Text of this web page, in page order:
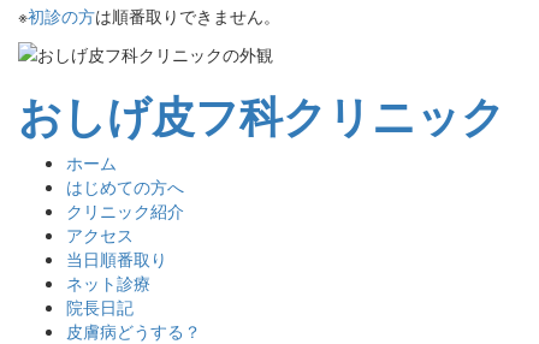
※初診の方は順番取りできません。
おしげ皮フ科クリニック
ホーム
はじめての方へ
クリニック紹介
アクセス
当日順番取り
ネット診療
院長日記
皮膚病どうする？